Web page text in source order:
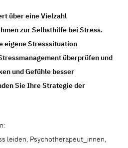
über eine Vielzahl
zur Selbsthilfe bei Stress.
eigene Stresssituation
überprüfen und
und Gefühle besser
Sie Ihre Strategie der
leiden, Psychotherapeut_innen,